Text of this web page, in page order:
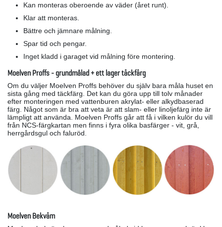
Kan monteras oberoende av väder (året runt).
Klar att monteras.
Bättre och jämnare målning.
Spar tid och pengar.
Inget kladd i garaget vid målning före montering.
Moelven Proffs - grundmålad + ett lager täckfärg
Om du väljer Moelven Proffs behöver du själv bara måla huset en
sista gång med täckfärg. Det kan du göra upp till tolv månader
efter monteringen med vattenburen akrylat- eller alkydbaserad
färg. Något som är bra att veta är att slam- eller linoljefärg inte är
lämpligt att använda. Moelven Proffs går att få i vilken kulör du vill
från NCS-färgkartan men finns i fyra olika basfärger - vit, grå,
herrgårdsgul och faluröd.
Moelven Bekväm